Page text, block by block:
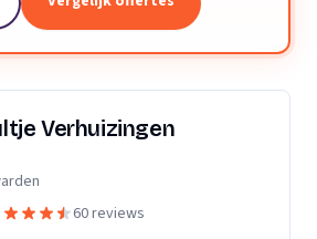
Verhuizingen
60 reviews